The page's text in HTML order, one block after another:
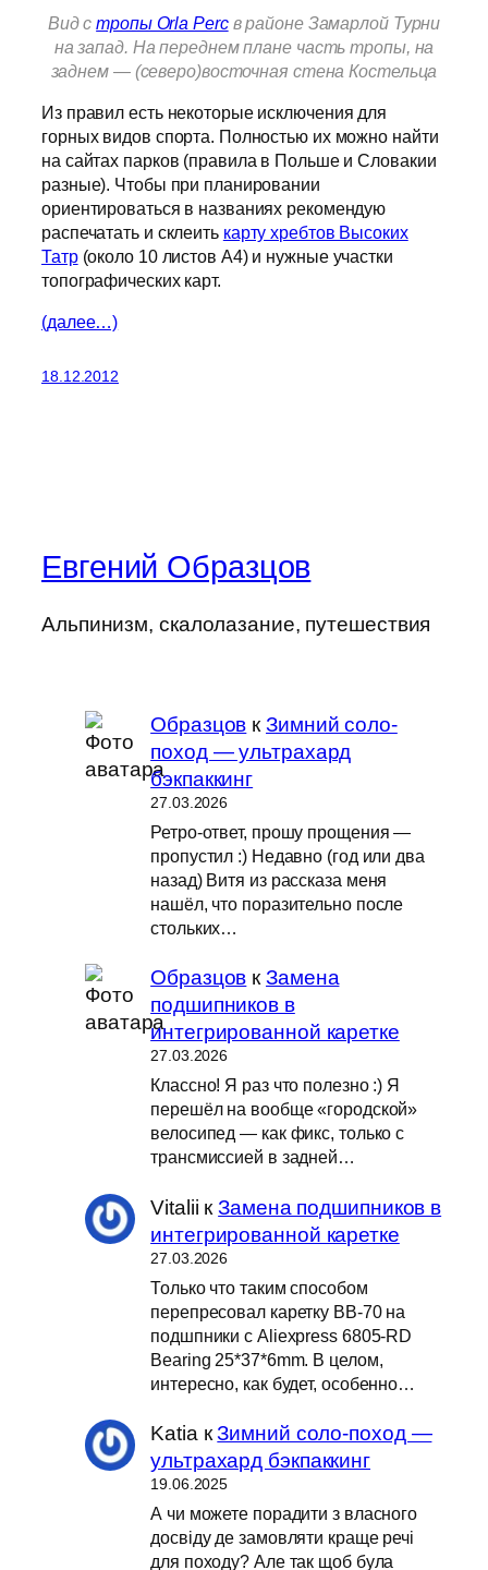
Вид стропы Orla Percв районе Замарлой Турни
на запад. На переднем плане часть тропы, на
заднем — (северо)восточная стена Костельца
Из правил есть некоторые исключения для
горных видов спорта. Полностью их можно найти
на сайтах парков (правила в Польше и Словакии
разные). Чтобы при планировании
ориентироваться в названиях рекомендую
распечатать и склеить карту хребтов Высоких
Татр(около 10 листов А4) и нужные участки
топографических карт.
(далее…)
18.12.2012
Евгений Образцов
Альпинизм, скалолазание, путешествия
Образцов кЗимний соло-
поход — ультрахард
бэкпаккинг
27.03.2026
Ретро-ответ, прошу прощения —
пропустил :) Недавно (год или два
назад) Витя из рассказа меня
нашёл, что поразительно после
стольких…
Образцов кЗамена
подшипников в
интегрированной каретке
27.03.2026
Классно! Я раз что полезно :) Я
перешёл на вообще «городской»
велосипед — как фикс, только с
трансмиссией в задней…
Vitalii кЗамена подшипников в
интегрированной каретке
27.03.2026
Только что таким способом
перепресовал каретку BB-70 на
подшпники с Aliexpress 6805-RD
Bearing 25*37*6mm. В целом,
интересно, как будет, особенно…
KatiaкЗимний соло-поход —
ультрахард бэкпаккинг
19.06.2025
А чи можете порадити з власного
досвіду де замовляти краще речі
для походу? Але так щоб була